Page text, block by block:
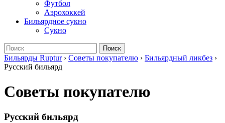
Футбол
Аэрохоккей
Бильярдное сукно
Сукно
Поиск
Бильярды Ruptur› Советы покупателю › Бильярдный ликбез ›
Русский бильярд
Советы покупателю
Русский бильярд